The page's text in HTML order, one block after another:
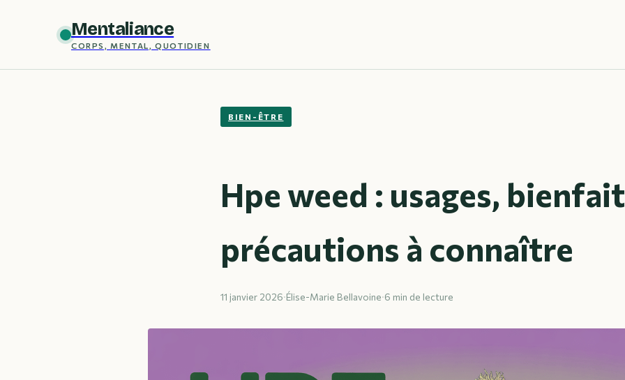
Mentaliance
CORPS, MENTAL, QUOTIDIEN
BIEN-ÊTRE
Hpe weed : usages,
précautions à connaître
11 janvier 2026·Élise-Marie Bellavoine·6 min de lecture